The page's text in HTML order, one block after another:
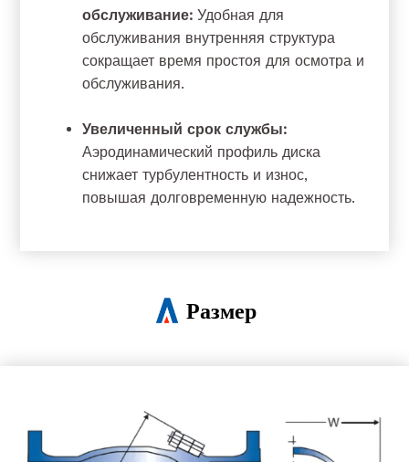
обслуживание: Удобная для
обслуживания внутренняя структура
сокращает время простоя для осмотра и
обслуживания.
Увеличенный срок службы:
Аэродинамический профиль диска
снижает турбулентность и износ,
повышая долговременную надежность.
Размер